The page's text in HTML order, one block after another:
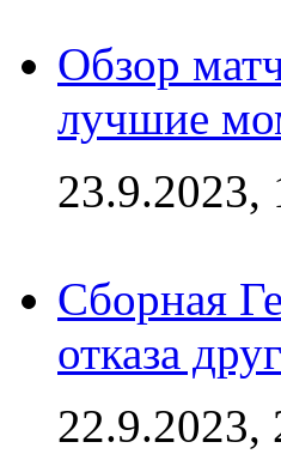
Обзор
лучшие
23.9.2023,
Сборная
отказа
22.9.2023,